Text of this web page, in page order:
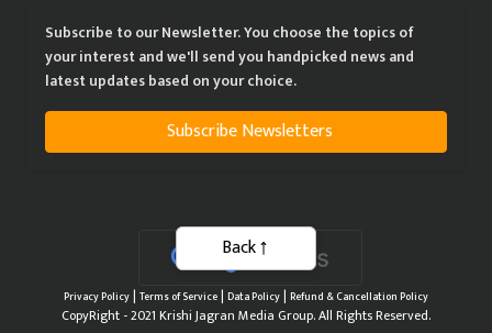
Subscribe to our Newsletter. You choose the topics of
your interest and we'll send you handpicked news and
latest updates based on your choice.
Subscribe Newsletters
Privacy Policy| Terms of Service| Data Policy| Refund & Cancellation Policy
CopyRight - 2021 Krishi Jagran Media Group. All Rights Reserved.
Back